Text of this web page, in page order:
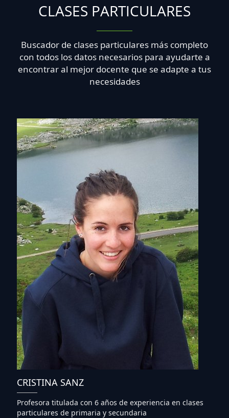
CLASES PARTICULARES
Buscador de clases particulares más completo
con todos los datos necesarios para ayudarte a
encontrar al mejor docente que se adapte a tus
necesidades
CRISTINA SANZ
Profesora titulada con 6 años de experiencia en clases
particulares de primaria y secundaria